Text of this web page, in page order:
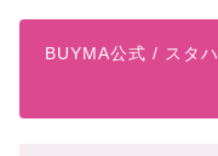
BUYMA公式 / スタ